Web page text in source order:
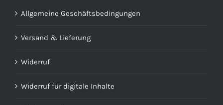
Allgemeine Geschäftsbedingungen
Versand & Lieferung
Widerruf
Widerruf für digitale Inhalte